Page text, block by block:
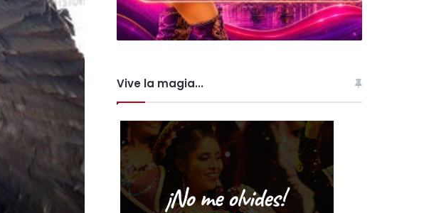
Vive la magia...